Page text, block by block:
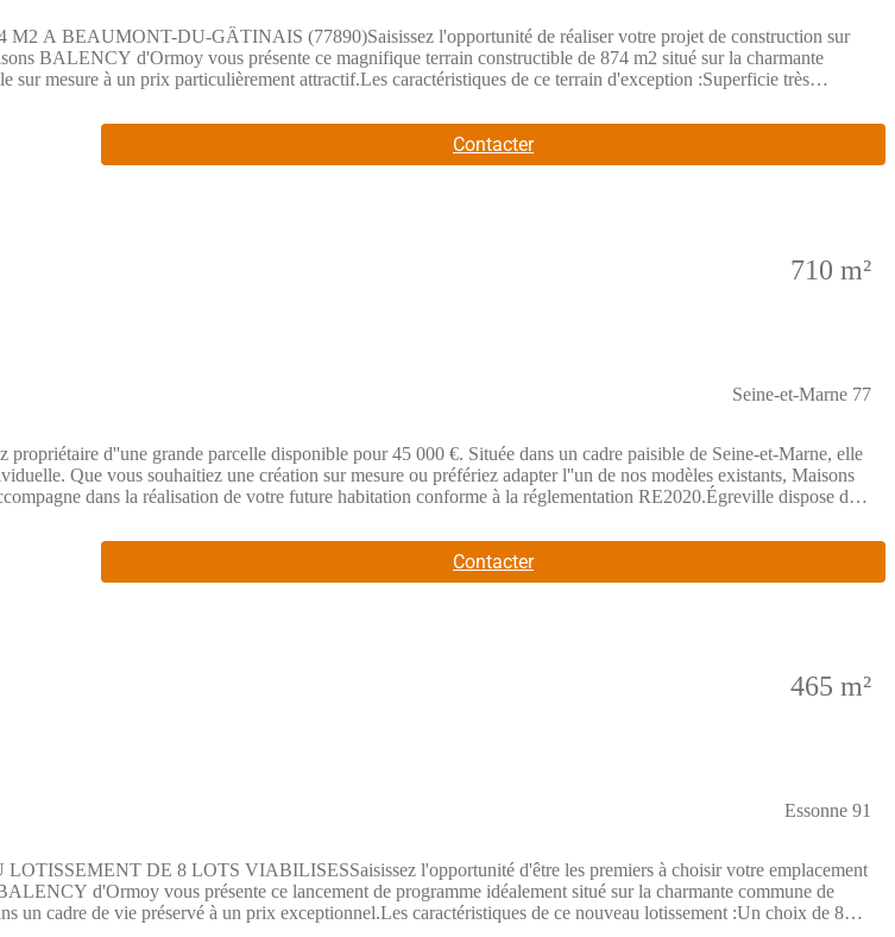
BEAUMONT-DU-GÂTINAIS (77890)Saisissez l'opportunité de réaliser votre projet de construction sur
BALENCY d'Ormoy vous présente ce magnifique terrain constructible de 874 m2 situé sur la charmante
mesure à un prix particulièrement attractif.Les caractéristiques de ce terrain d'exception :Superficie très
une construction lumineuse, optimisée et ouverte sur son extérieur.Excellent rapport qualité/prix : Une
tout en maîtrisant votre budget global.Un cadre de vie paisible et authentique au quotidien :Beaumont-du-
du Parc Naturel Régional du Gâtinais Français :Écoles et Vie locale : Infrastructures scolaires présentes sur
de minutes.Transports et Mobilité : Accès routiers aisés vers les grands axes du secteur. Les gares SNCF à
Paris et les réseaux de transports d'Île-de-France.Your projet avec Maisons BALENCYExpert de l
Contacter
710 m²
Seine-et-Marne 77
d''une grande parcelle disponible pour 45 000 €. Située dans un cadre paisible de Seine-et-Marne, elle
Que vous souhaitiez une création sur mesure ou préfériez adapter l''un de nos modèles existants, Maisons
dans la réalisation de votre future habitation conforme à la réglementation RE2020.Égreville dispose de
contactez Maisons BALENCY - Agence d''Ormoy, 23 chemin de Tournenfils, 91540 ORMOY - (Numéro
Contacter
465 m²
Essonne 91
DE 8 LOTS VIABILISESSaisissez l'opportunité d'être les premiers à choisir votre emplacement
d'Ormoy vous présente ce lancement de programme idéalement situé sur la charmante commune de
cadre de vie préservé à un prix exceptionnel.Les caractéristiques de ce nouveau lotissement :Un choix de 8